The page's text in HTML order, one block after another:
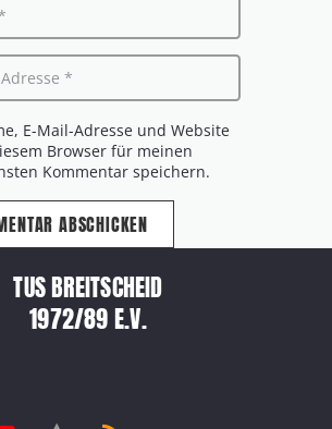
E-Mail-Adresse und Website
Browser für meinen
Kommentar speichern.
ABSCHICKEN
TUS BREITSCHEID
1972/89 E.V.